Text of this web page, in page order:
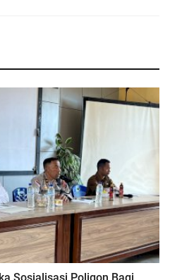
Sosialisasi Poligon Bagi